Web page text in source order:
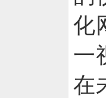
化
一
在